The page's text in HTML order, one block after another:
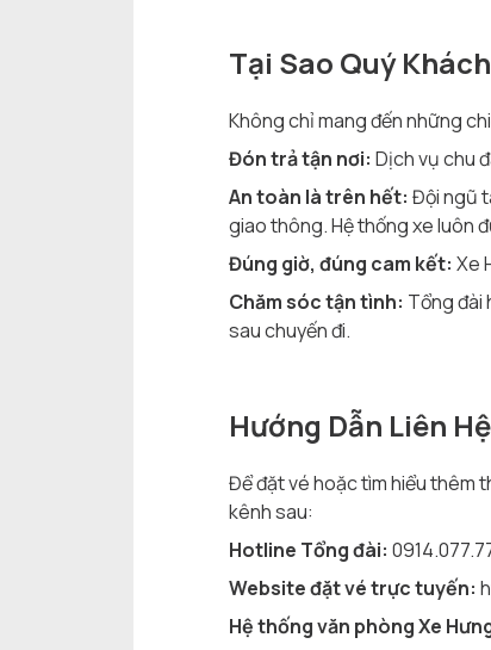
Tại Sao Quý
Không chỉ mang đến những
Đón trả tận nơi: Dịch vụ chu
An toàn là trên hết: Đội ngũ
giao thông. Hệ thống xe luôn
Đúng giờ, đúng cam kết: Xe
Chăm sóc tận tình: Tổng đài
sau chuyến đi.
Hướng Dẫn Liên
Để đặt vé hoặc tìm hiểu thêm
kênh sau:
Hotline Tổng đài:
Website đặt vé trực tuyến:
Hệ thống văn phòng Xe